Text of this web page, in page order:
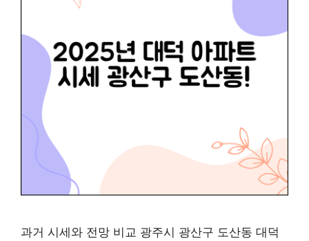
과거 시세와 전망 비교 광주시 광산구 도산동 대덕